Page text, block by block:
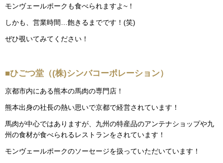
モンヴェールポークも食べられますよ~！
しかも、営業時間…飽きるまでです！(笑)
ぜひ覗いてみてください！
■ひごつ堂（(株)シンバコーポレーション）
京都市内にある熊本の馬肉の専門店！
熊本出身の社長の熱い思いで京都で経営されています！
馬肉が中心ではありますが、九州の特産品のアンテナショップや九
州の食材が食べられるレストランをされています！
モンヴェールポークのソーセージを扱っていただいています！